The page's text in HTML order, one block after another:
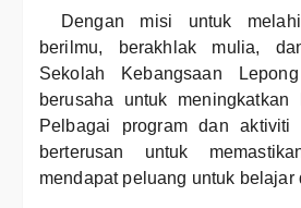
Dengan misi untuk
berilmu, berakhlak mulia,
Sekolah Kebangsaan
berusaha untuk meningkatkan
Pelbagai program dan aktiviti
berterusan untuk
mendapat peluang untuk belajar